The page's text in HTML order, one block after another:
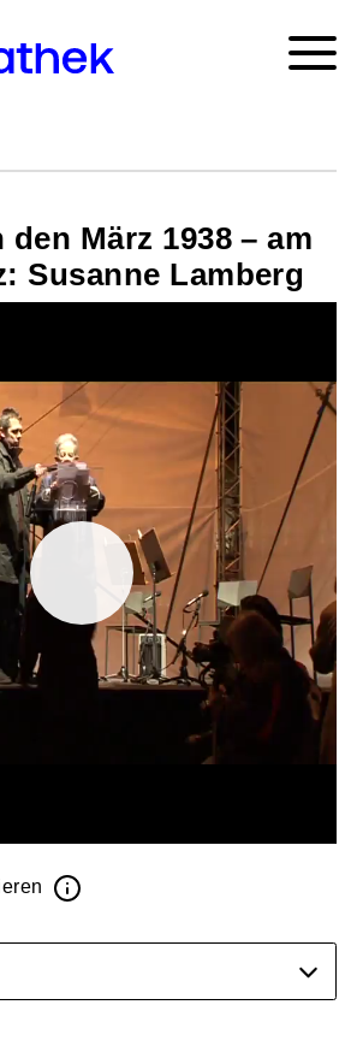
März 1938 – am
Susanne Lamberg